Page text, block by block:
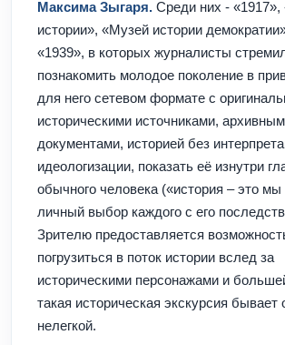
Максима Зыгаря. Среди них - «1917»,
истории», «Музей истории
«1939», в которых журналисты
познакомить молодое поколение в
для него сетевом формате с
историческими источниками,
документами, историей без
идеологизации, показать её изнутри
обычного человека («история – это мы
личный выбор каждого с его
Зрителю предоставляется
погрузиться в поток истории вслед за
историческими персонажами и
такая историческая экскурсия бывает
нелегкой.